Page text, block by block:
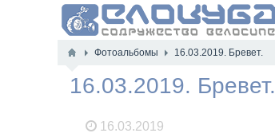
Фотоальбомы 16.03.2019. Бревет.
16.03.2019. Бревет.
16.03.2019